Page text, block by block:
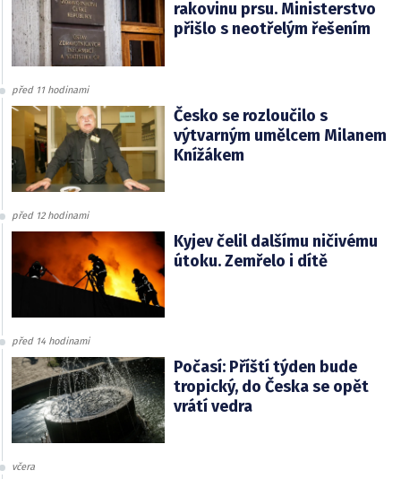
rakovinu prsu. Ministerstvo
přišlo s neotřelým řešením
před 11 hodinami
Česko se rozloučilo s
výtvarným umělcem Milanem
Knížákem
před 12 hodinami
Kyjev čelil dalšímu ničivému
útoku. Zemřelo i dítě
před 14 hodinami
Počasí: Příští týden bude
tropický, do Česka se opět
vrátí vedra
včera